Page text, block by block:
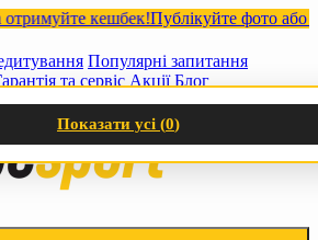
кешбек!Публікуйте фото або
Популярні запитання
та сервіс Акції Блог
Показати усі (0)